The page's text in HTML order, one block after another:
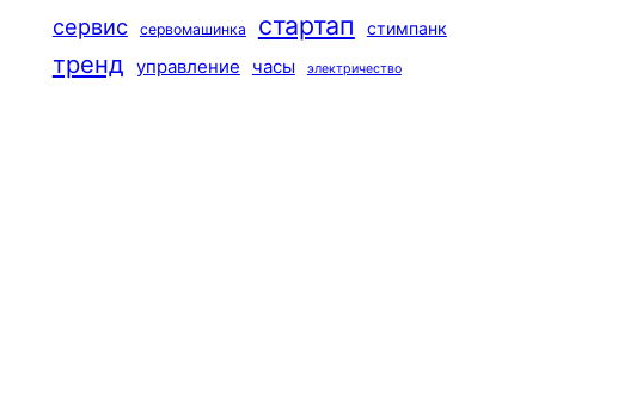
сервис сервомашинка стартап стимпанк
тренд управление часы электричество